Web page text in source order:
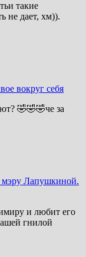
такие
не дает, хм)).
вокруг себя
🤣🤣🤣че за
мэру Лапушкиной.
и любит его
гнилой